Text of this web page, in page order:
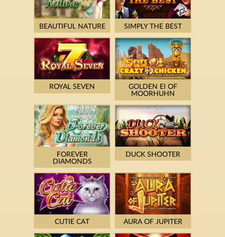
BEAUTIFUL NATURE SIMPLY THE BEST
ROYAL SEVEN
GOLDEN EI OF
MOORHUHN
FOREVER
DIAMONDS
DUCK SHOOTER
CUTIE CAT AURA OF JUPITER